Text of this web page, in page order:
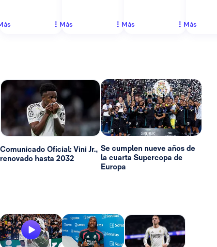
Más Más Más
Comunicado Oficial: Vini Jr.,
renovado hasta 2032
Se cumplen nueve años de
la cuarta Supercopa de
Europa